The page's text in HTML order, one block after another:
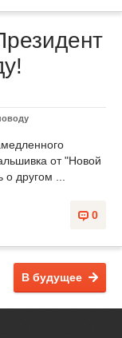
от "Новой
о другом ...
0
В будущее